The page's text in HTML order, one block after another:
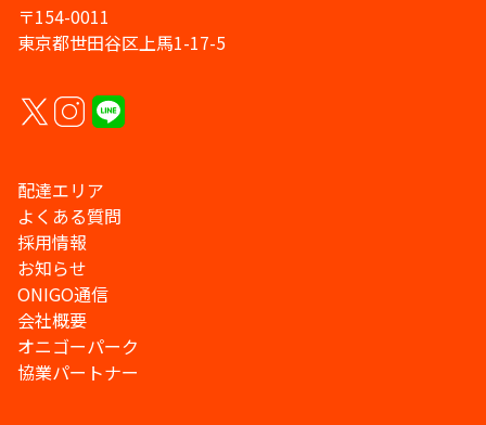
〒154-0011
東京都世田谷区上馬1-17-5
配達エリア
よくある質問
採用情報
お知らせ
ONIGO通信
会社概要
オニゴーパーク
協業パートナー